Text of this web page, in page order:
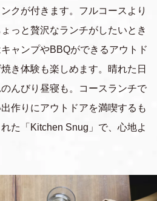
クが付きます。フルコースより
っと贅沢なランチがしたいとき
ャンプやBBQができるアウトド
き体験も楽しめます。晴れた日
んびり昼寝も。コースランチで
作りにアウトドアを満喫するも
た「Kitchen Snug」で、心地よ